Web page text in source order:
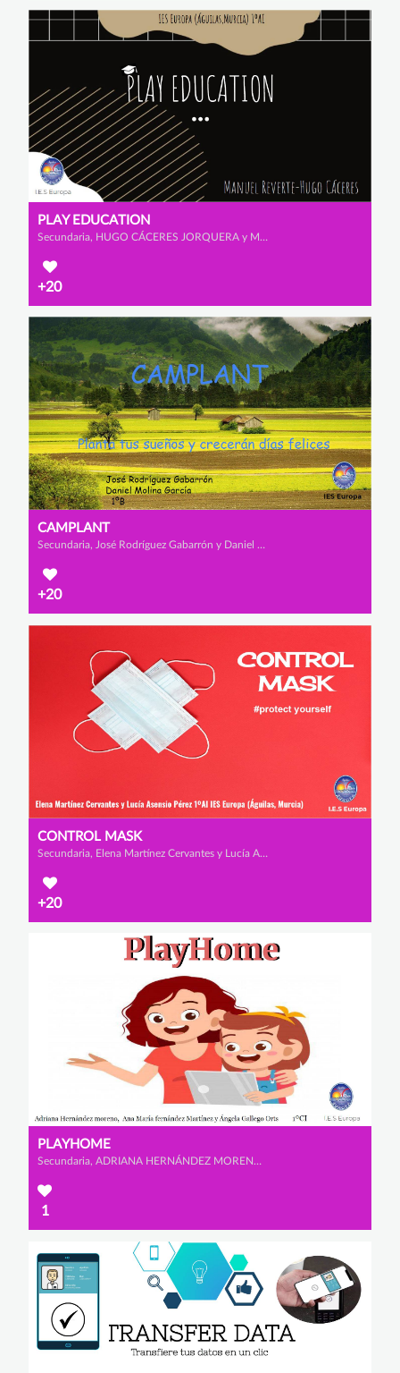
PLAY EDUCATION
Secundaria, HUGO CÁCERES JORQUERA y MANUEL REVERTE VIÚDEZ
+20
CAMPLANT
Secundaria, José Rodríguez Gabarrón y Daniel Molina García
+20
CONTROL MASK
Secundaria, Elena Martínez Cervantes y Lucía Asensio Pérez
+20
PLAYHOME
Secundaria, ADRIANA HERNÁNDEZ MORENO, ÁNGELA GALLEGO ORTS y ANA MARÍA FERNÁNDEZ MARTÍNEZ
1